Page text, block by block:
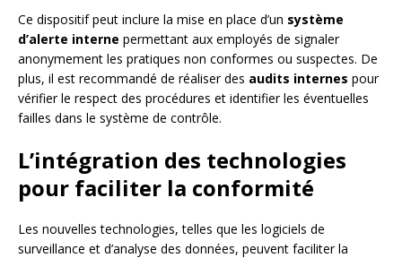
Ce dispositif peut inclure la mise en place d’un système
d’alerte interne permettant aux employés de signaler
anonymement les pratiques non conformes ou suspectes. De
plus, il est recommandé de réaliser des audits internes pour
vérifier le respect des procédures et identifier les éventuelles
failles dans le système de contrôle.
L’intégration des technologies
pour faciliter la conformité
Les nouvelles technologies, telles que les logiciels de
surveillance et d’analyse des données, peuvent faciliter la